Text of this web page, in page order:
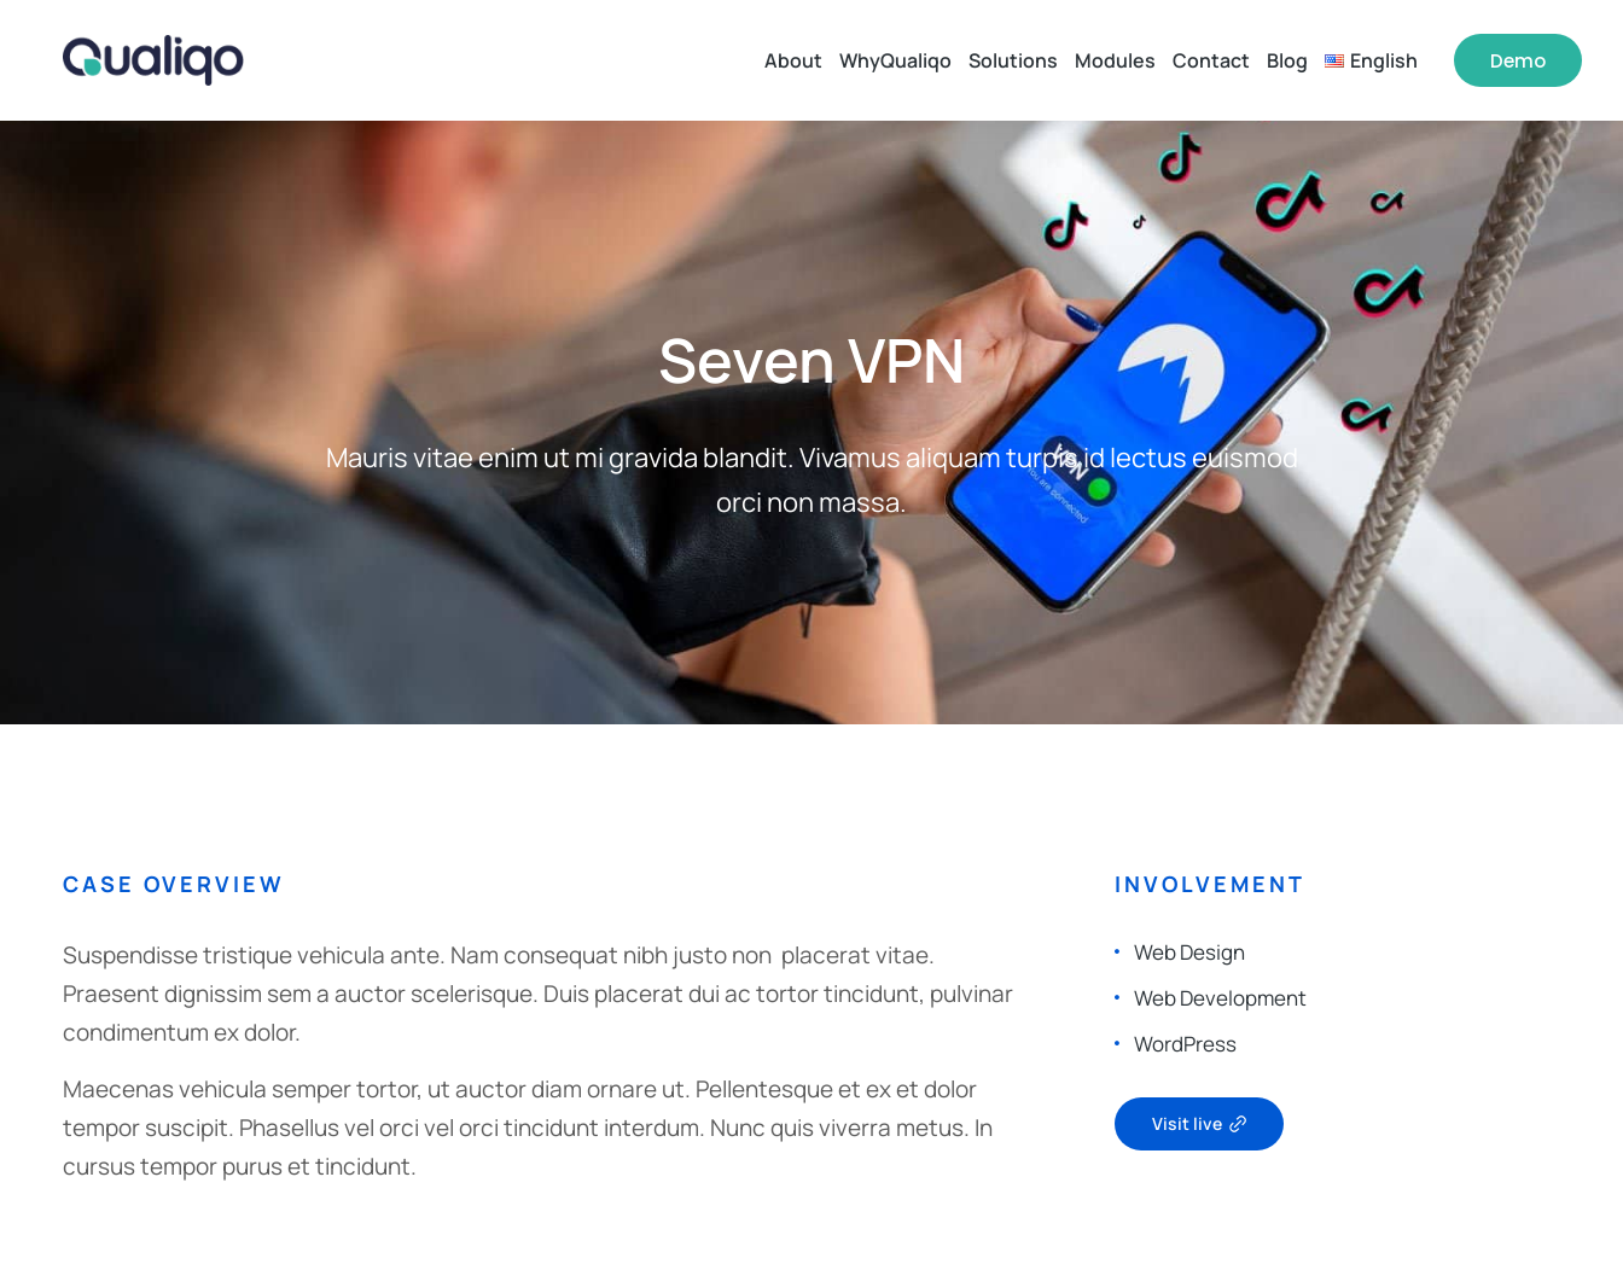
About WhyQualiqo Solutions Modules Contact Blog English Demo
Seven VPN
Mauris vitae enim ut mi gravida blandit. Vivamus aliquam turpis id lectus euismod
orci non massa.
CASE OVERVIEW
Suspendisse tristique vehicula ante. Nam consequat nibh justo non placerat vitae.
Praesent dignissim sem a auctor scelerisque. Duis placerat dui ac tortor tincidunt, pulvinar
condimentum ex dolor.
Maecenas vehicula semper tortor, ut auctor diam ornare ut. Pellentesque et ex et dolor
tempor suscipit. Phasellus vel orci vel orci tincidunt interdum. Nunc quis viverra metus. In
cursus tempor purus et tincidunt.
INVOLVEMENT
Web Design
Web Development
WordPress
Visit live